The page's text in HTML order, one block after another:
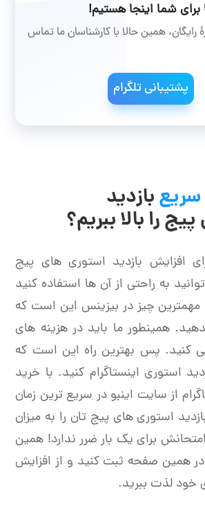
برای شما اینجا هستیم!
رایگان، همین حالا با کارشناسان ما تماس
پشتیبانی تلگرام
بازدید
را بالا ببریم؟
افزایش بازدید استوری های پیج
به راحتی از آن ها استفاده کنید
مهمترین چیز در بیزینس این است که
همینطور ما باید در هزینه های
کنید. پس بهترین راه این است که
استوری اینستاگرام کنید. با خرید
از سایت اینبو در سریع ترین زمان
استوری های پیج تان را به میزان
امتحانش برای یک بار ضرر ندارد! همین
همین صفحه ثبت کنید و از افزایش
خود لذت ببرید.